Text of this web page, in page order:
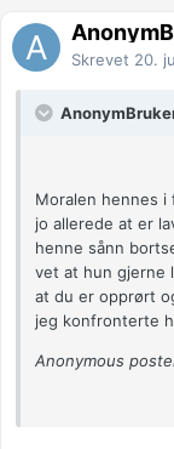
Skrevet 20.
Moralen hennes
jo allerede at er
henne sånn
vet at hun gjerne
at du er opprørt
jeg konfronterte
Anonymous